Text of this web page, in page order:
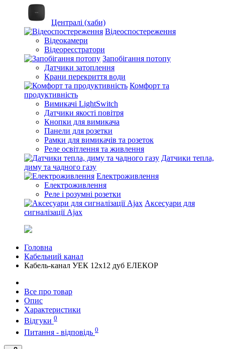
Централі (хаби)
Відеоспостереження
Відеокамери
Відеореєстратори
Запобігання потопу
Датчики затоплення
Крани перекриття води
Комфорт та
продуктивність
Вимикачі LightSwitch
Датчики якості повітря
Кнопки для вимикача
Панели для розетки
Рамки для вимикачів та розеток
Реле освітлення та живлення
Датчики тепла,
диму та чадного газу
Електроживлення
Електроживлення
Реле і розумні розетки
Аксесуари для
сигналізації Ajax
Головна
Кабельний канал
Кабель-канал УЕК 12х12 дуб ЕЛЕКОР
Все про товар
Опис
Характеристики
Відгуки 0
Питання - відповідь 0